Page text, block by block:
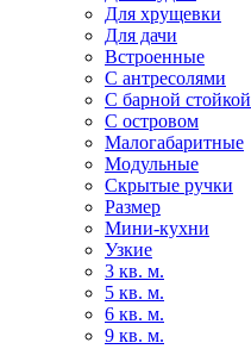
Для хрущевки
Для дачи
Встроенные
С антресолями
С барной стойкой
С островом
Малогабаритные
Модульные
Скрытые ручки
Размер
Мини-кухни
Узкие
3 кв. м.
5 кв. м.
6 кв. м.
9 кв. м.